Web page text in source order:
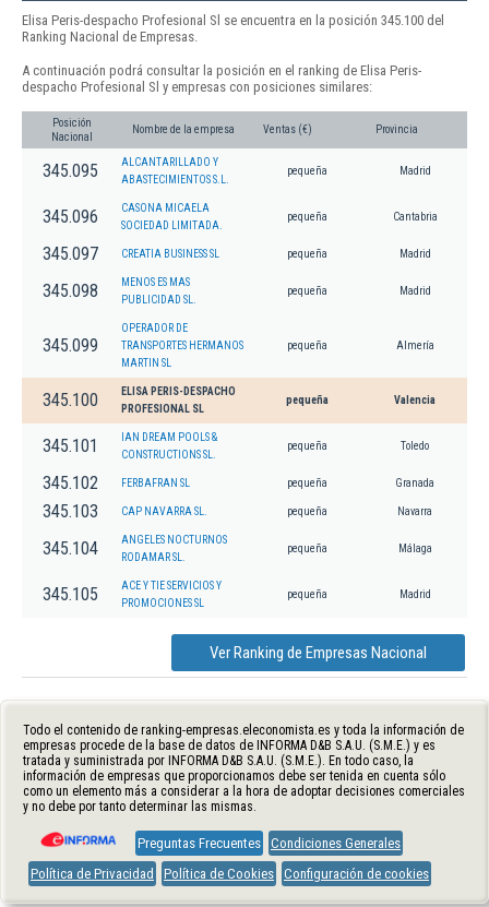
Elisa Peris-despacho Profesional Sl se encuentra en la posición 345.100 del
Ranking Nacional de Empresas.
A continuación podrá consultar la posición en el ranking de Elisa Peris-
despacho Profesional Sl y empresas con posiciones similares:
Posición
Nacional
Nombre de la empresa Ventas (€) Provincia
345.095
ALCANTARILLADO Y
ABASTECIMIENTOS S.L.
pequeña Madrid
345.096
CASONA MICAELA
SOCIEDAD LIMITADA.
pequeña Cantabria
345.097 CREATIA BUSINESS SL pequeña Madrid
345.098
MENOS ES MAS
PUBLICIDAD SL.
pequeña Madrid
345.099
OPERADOR DE
TRANSPORTES HERMANOS
MARTIN SL
pequeña Almería
345.100
ELISA PERIS-DESPACHO
PROFESIONAL SL
pequeña Valencia
345.101
IAN DREAM POOLS &
CONSTRUCTIONS SL.
pequeña Toledo
345.102 FERBAFRAN SL pequeña Granada
345.103 CAP NAVARRA SL. pequeña Navarra
345.104
ANGELES NOCTURNOS
RODAMAR SL.
pequeña Málaga
345.105
ACE Y TIE SERVICIOS Y
PROMOCIONES SL
pequeña Madrid
Ver Ranking de Empresas Nacional
Todo el contenido de ranking-empresas.eleconomista.es y toda la información de
empresas procede de la base de datos de INFORMA D&B S.A.U. (S.M.E.) y es
tratada y suministrada por INFORMA D&B S.A.U. (S.M.E.). En todo caso, la
información de empresas que proporcionamos debe ser tenida en cuenta sólo
como un elemento más a considerar a la hora de adoptar decisiones comerciales
y no debe por tanto determinar las mismas.
Preguntas Frecuentes Condiciones Generales
Política de Privacidad
Política de Cookies Configuración de cookies